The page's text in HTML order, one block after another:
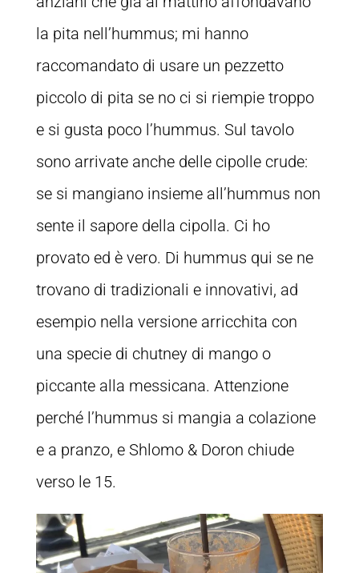
la pita nell’hummus; mi hanno
raccomandato di usare un pezzetto
piccolo di pita se no ci si riempie troppo
e si gusta poco l’hummus. Sul tavolo
sono arrivate anche delle cipolle crude:
se si mangiano insieme all’hummus non
sente il sapore della cipolla. Ci ho
provato ed è vero. Di hummus qui se ne
trovano di tradizionali e innovativi, ad
esempio nella versione arricchita con
una specie di chutney di mango o
piccante alla messicana. Attenzione
perché l’hummus si mangia a colazione
e a pranzo, e Shlomo & Doron chiude
verso le 15.